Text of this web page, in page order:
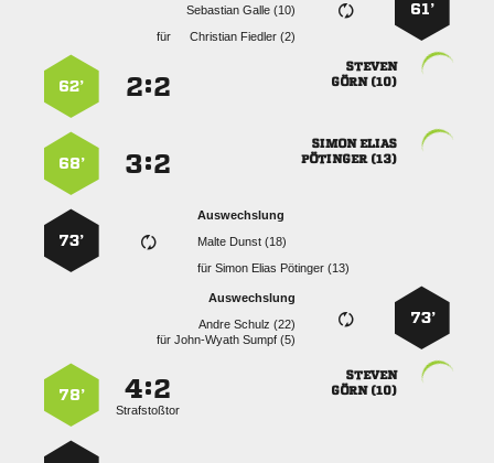
61’
  
für
  

 
:
62’
 
 
:
68’
Auswechslung
  
für   
73’
73’
Auswechslung
  
für  

 
:
Strafstoßtor
78’